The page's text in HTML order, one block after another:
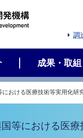
調
成果・取組
おける医療技術等実用化
等における医